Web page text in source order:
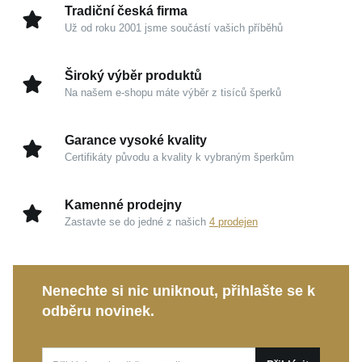
dokonale podtrhne váš osobní styl.
Magický modrý opál:Kámen symbolizující vnitřní
Třpytivé zirkony:
Jemně lemují středový kámen a
Ušlechtilé stříbro 925/1000: Garance kvality,
Ochranné rhodiování:Zvyšuje odolnost kovu,
brání oxidaci a propůjčuje mu hedvábně hladký
Jemné proporce:S výškou 27 mm a šířkou 11 mm
Tradiční česká firma
Už od roku 2001 jsme součástí vašich příběhů
Široký výběr produktů
Na našem e-shopu máte výběr z tisíců šperků
Garance vysoké kvality
Certifikáty původu a kvality k vybraným šperkům
Kamenné prodejny
Zastavte se do jedné z našich 4 prodejen
Nenechte si nic uniknout, přihlašte se k
odběru novinek.